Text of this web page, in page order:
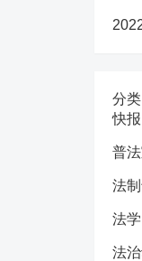
分类
快报
普
法
法学
法